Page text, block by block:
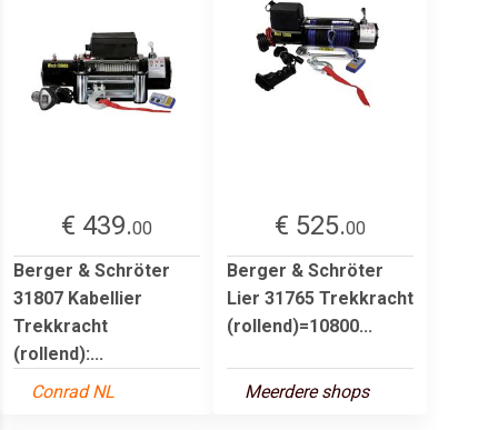
€ 439.00
Berger & Schröter
31807 Kabellier
Trekkracht
(rollend):...
Conrad NL
€ 525.00
Berger & Schröter
Lier 31765 Trekkracht
(rollend)=10800...
Meerdere shops